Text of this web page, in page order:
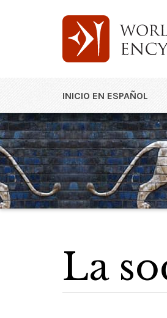
INICIO EN ESPAÑOL
La